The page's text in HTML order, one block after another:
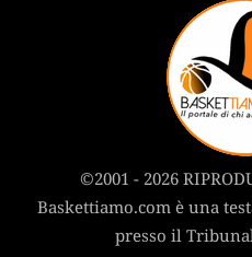
©2001 - 2026
Baskettiamo.com è una
presso il